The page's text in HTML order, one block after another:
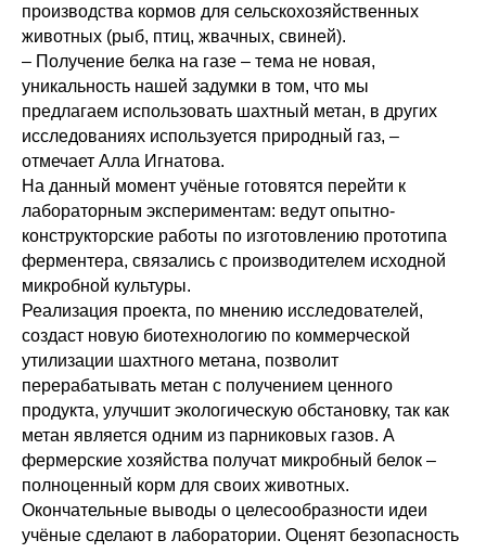
производства кормов для сельскохозяйственных
животных (рыб, птиц, жвачных, свиней).
– Получение белка на газе – тема не новая,
уникальность нашей задумки в том, что мы
предлагаем использовать шахтный метан, в других
исследованиях используется природный газ, –
отмечает Алла Игнатова.
На данный момент учёные готовятся перейти к
лабораторным экспериментам: ведут опытно-
конструкторские работы по изготовлению прототипа
ферментера, связались с производителем исходной
микробной культуры.
Реализация проекта, по мнению исследователей,
создаст новую биотехнологию по коммерческой
утилизации шахтного метана, позволит
перерабатывать метан с получением ценного
продукта, улучшит экологическую обстановку, так как
метан является одним из парниковых газов. А
фермерские хозяйства получат микробный белок –
полноценный корм для своих животных.
Окончательные выводы о целесообразности идеи
учёные сделают в лаборатории. Оценят безопасность